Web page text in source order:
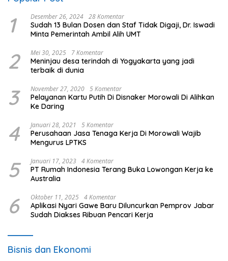
1 Desember 26, 2024 28 Komentar
Sudah 13 Bulan Dosen dan Staf Tidak Digaji, Dr. Iswadi
Minta Pemerintah Ambil Alih UMT
2 Mei 30, 2025 7 Komentar
Meninjau desa terindah di Yogyakarta yang jadi
terbaik di dunia
3 November 27, 2020 5 Komentar
Pelayanan Kartu Putih Di Disnaker Morowali Di Alihkan
Ke Daring
4 Januari 28, 2021 5 Komentar
Perusahaan Jasa Tenaga Kerja Di Morowali Wajib
Mengurus LPTKS
5 Januari 17, 2023 4 Komentar
PT Rumah Indonesia Terang Buka Lowongan Kerja ke
Australia
6 Oktober 11, 2025 4 Komentar
Aplikasi Nyari Gawe Baru Diluncurkan Pemprov Jabar
Sudah Diakses Ribuan Pencari Kerja
Bisnis dan Ekonomi